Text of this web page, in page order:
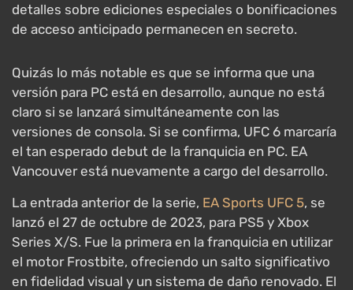
detalles sobre ediciones especiales o bonificaciones
de acceso anticipado permanecen en secreto.
Quizás lo más notable es que se informa que una
versión para PC está en desarrollo, aunque no está
claro si se lanzará simultáneamente con las
versiones de consola. Si se confirma, UFC 6 marcaría
el tan esperado debut de la franquicia en PC. EA
Vancouver está nuevamente a cargo del desarrollo.
La entrada anterior de la serie, EA Sports UFC 5, se
lanzó el 27 de octubre de 2023, para PS5 y Xbox
Series X/S. Fue la primera en la franquicia en utilizar
el motor Frostbite, ofreciendo un salto significativo
en fidelidad visual y un sistema de daño renovado. El